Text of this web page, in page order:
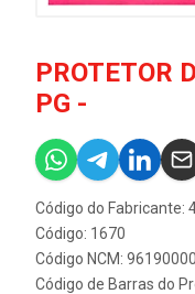
PROTETOR
PG -
Código do Fabricante:
Código: 1670
Código NCM: 96190000
Código de Barras do